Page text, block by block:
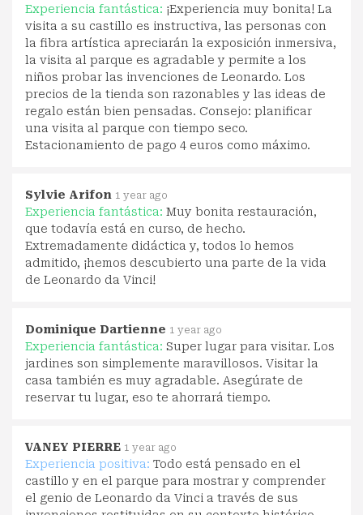
Experiencia fantástica: ¡Experiencia muy bonita! La
visita a su castillo es instructiva, las personas con
la fibra artística apreciarán la exposición inmersiva,
la visita al parque es agradable y permite a los
niños probar las invenciones de Leonardo. Los
precios de la tienda son razonables y las ideas de
regalo están bien pensadas. Consejo: planificar
una visita al parque con tiempo seco.
Estacionamiento de pago 4 euros como máximo.
Sylvie Arifon 1 year ago
Experiencia fantástica: Muy bonita restauración,
que todavía está en curso, de hecho.
Extremadamente didáctica y, todos lo hemos
admitido, ¡hemos descubierto una parte de la vida
de Leonardo da Vinci!
Dominique Dartienne 1 year ago
Experiencia fantástica: Super lugar para visitar. Los
jardines son simplemente maravillosos. Visitar la
casa también es muy agradable. Asegúrate de
reservar tu lugar, eso te ahorrará tiempo.
VANEY PIERRE 1 year ago
Experiencia positiva: Todo está pensado en el
castillo y en el parque para mostrar y comprender
el genio de Leonardo da Vinci a través de sus